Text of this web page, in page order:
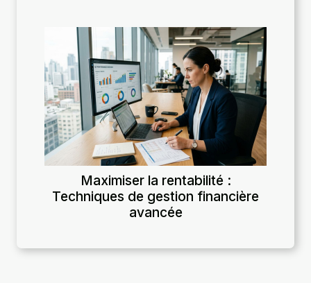
Maximiser la rentabilité :
Techniques de gestion financière
avancée